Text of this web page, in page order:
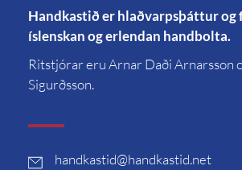
Handkastið er hlaðvarpsþáttur
íslenskan og erlendan handbolta.
Ritstjórar eru Arnar Daði Arnarsson
Sigurðsson.
handkastid@handkastid.net